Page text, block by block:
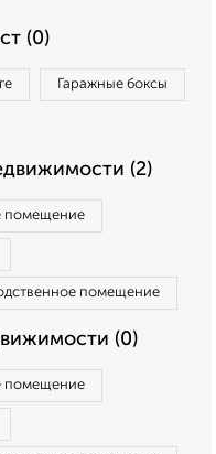
(0)
Гаражные боксы
(2)
помещение
помещение
(0)
помещение